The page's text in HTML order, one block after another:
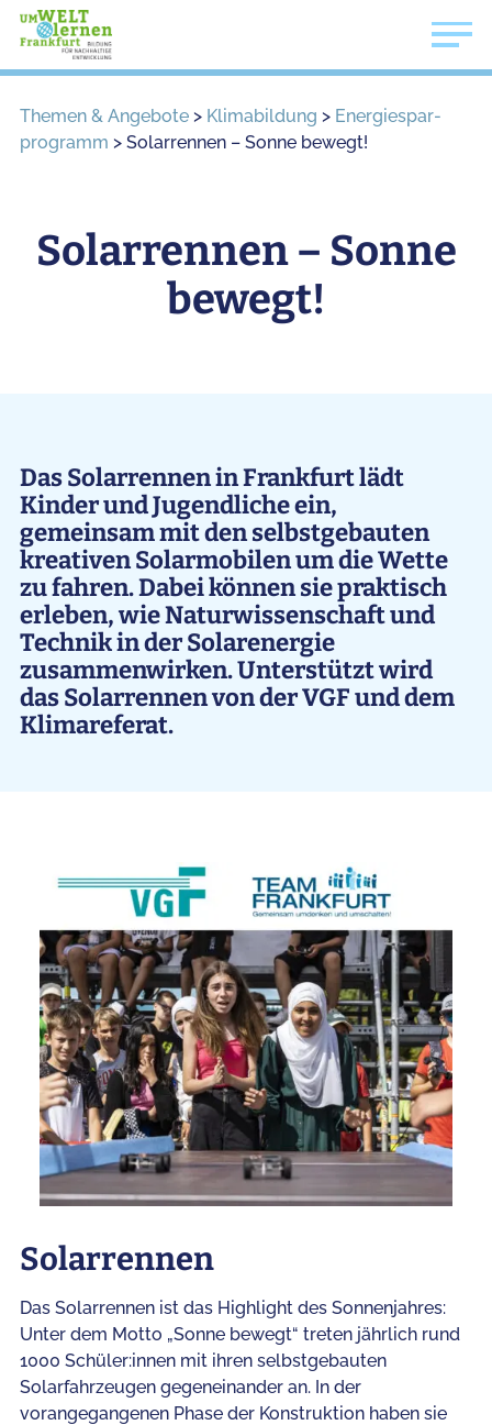
Themen & Angebote> Klimabildung > Energiespar­
programm > Solarrennen – Sonne bewegt!
Solarrennen – Sonne
bewegt!
Das Solarrennen in Frankfurt lädt
Kinder und Jugendliche ein,
gemeinsam mit den selbstgebauten
kreativen Solarmobilen um die Wette
zu fahren. Dabei können sie praktisch
erleben, wie Naturwissenschaft und
Technik in der Solarenergie
zusammenwirken. Unterstützt wird
das Solarrennen von der VGF und dem
Klimareferat.
Solarrennen
Das Solarrennen ist das Highlight des Sonnenjahres:
Unter dem Motto „Sonne bewegt“ treten jährlich rund
1000 Schüler:innen mit ihren selbstgebauten
Solarfahrzeugen gegeneinander an. In der
vorangegangenen Phase der Konstruktion haben sie